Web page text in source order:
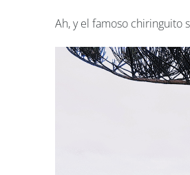
Ah, y el famoso chiringuito